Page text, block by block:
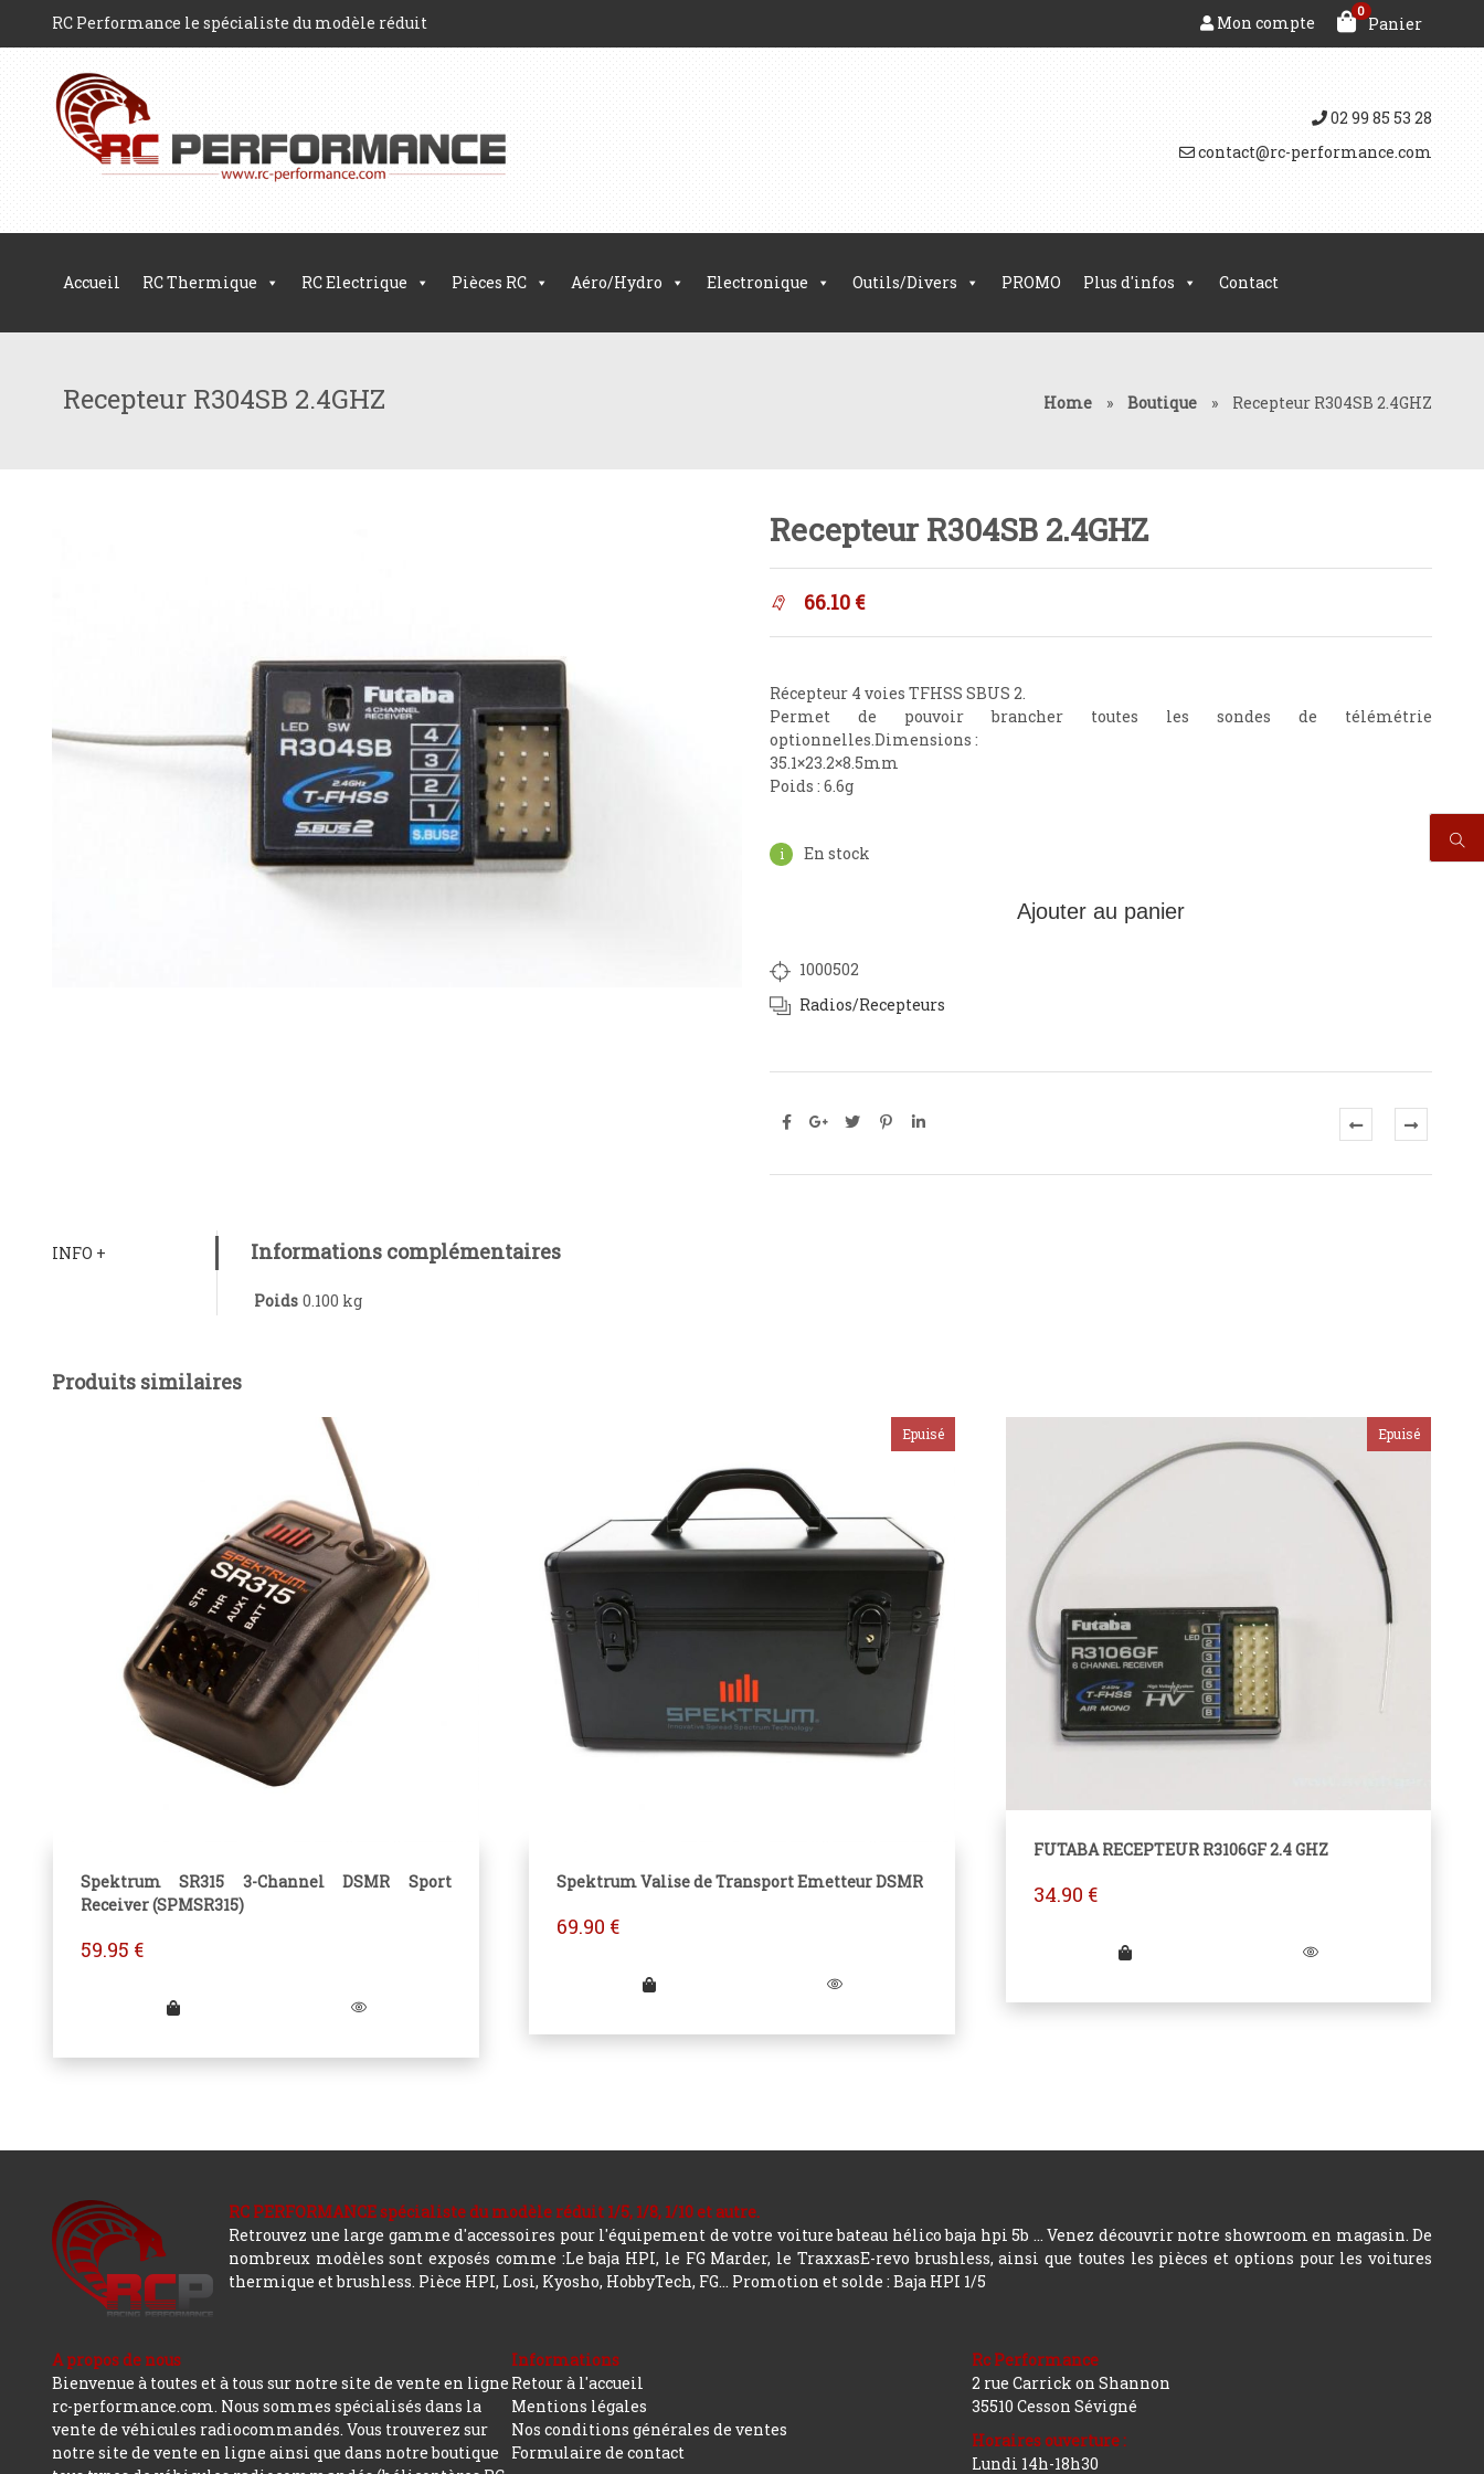
RC Performance le spécialiste du modèle réduit
0
Panier
Mon compte
02 99 85 53 28
contact@rc-performance.com
Accueil RC Thermique RC Electrique Pièces RC Aéro/Hydro Electronique Outils/Divers PROMO Plus d'infos Contact
Recepteur R304SB 2.4GHZ Home » Boutique » Recepteur R304SB 2.4GHZ
Recepteur R304SB 2.4GHZ
66.10 €
Récepteur 4 voies TFHSS SBUS 2.
Permet de pouvoir brancher toutes les sondes de télémétrie
optionnelles.Dimensions :
35.1×23.2×8.5mm
Poids : 6.6g
En stock
Ajouter au panier
1000502
Radios/Recepteurs
INFO + Informations complémentaires
Poids 0.100 kg
Produits similaires
Spektrum SR315 3-Channel DSMR Sport
Receiver (SPMSR315)
59.95 €
Spektrum Valise de Transport Emetteur DSMR
69.90 €
FUTABA RECEPTEUR R3106GF 2.4 GHZ
34.90 €
RC PERFORMANCE spécialiste du modèle réduit 1/5, 1/8, 1/10 et autre.
Retrouvez une large gamme d'accessoires pour l'équipement de votre voiture bateau hélico baja hpi 5b ... Venez découvrir notre showroom en magasin. De
nombreux modèles sont exposés comme :Le baja HPI, le FG Marder, le TraxxasE-revo brushless, ainsi que toutes les pièces et options pour les voitures
thermique et brushless. Pièce HPI, Losi, Kyosho, HobbyTech, FG... Promotion et solde : Baja HPI 1/5
A propos de nous
Bienvenue à toutes et à tous sur notre site de vente en ligne
rc-performance.com. Nous sommes spécialisés dans la
vente de véhicules radiocommandés. Vous trouverez sur
notre site de vente en ligne ainsi que dans notre boutique
Informations
Retour à l'accueil
Mentions légales
Nos conditions générales de ventes
Formulaire de contact
Rc Performance
2 rue Carrick on Shannon
35510 Cesson Sévigné
Horaires ouverture :
Lundi 14h-18h30